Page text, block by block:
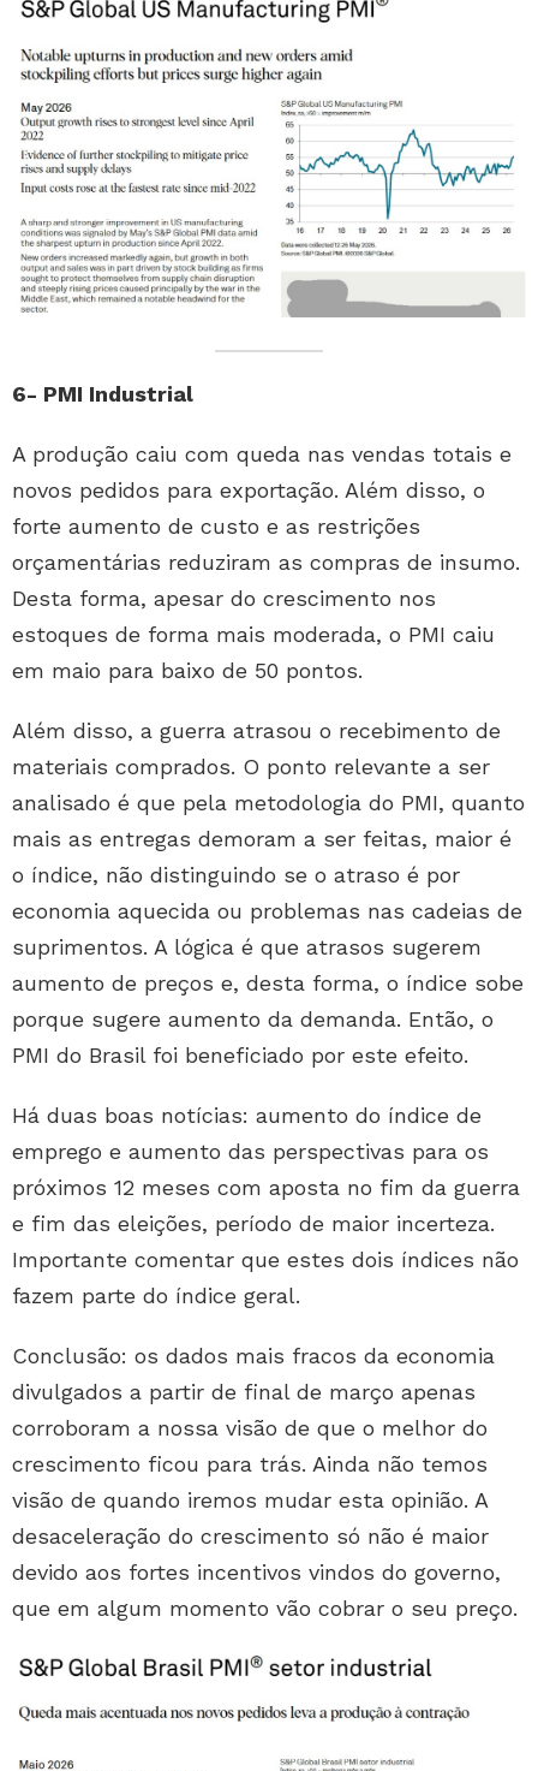
6- PMI Industrial
A produção caiu com queda nas vendas totais e
novos pedidos para exportação. Além disso, o
forte aumento de custo e as restrições
orçamentárias reduziram as compras de insumo.
Desta forma, apesar do crescimento nos
estoques de forma mais moderada, o PMI caiu
em maio para baixo de 50 pontos.
Além disso, a guerra atrasou o recebimento de
materiais comprados. O ponto relevante a ser
analisado é que pela metodologia do PMI, quanto
mais as entregas demoram a ser feitas, maior é
o índice, não distinguindo se o atraso é por
economia aquecida ou problemas nas cadeias de
suprimentos. A lógica é que atrasos sugerem
aumento de preços e, desta forma, o índice sobe
porque sugere aumento da demanda. Então, o
PMI do Brasil foi beneficiado por este efeito.
Há duas boas notícias: aumento do índice de
emprego e aumento das perspectivas para os
próximos 12 meses com aposta no fim da guerra
e fim das eleições, período de maior incerteza.
Importante comentar que estes dois índices não
fazem parte do índice geral.
Conclusão: os dados mais fracos da economia
divulgados a partir de final de março apenas
corroboram a nossa visão de que o melhor do
crescimento ficou para trás. Ainda não temos
visão de quando iremos mudar esta opinião. A
desaceleração do crescimento só não é maior
devido aos fortes incentivos vindos do governo,
que em algum momento vão cobrar o seu preço.